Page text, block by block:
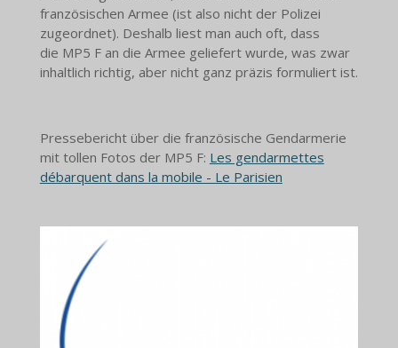
französischen Armee (ist also nicht der Polizei
zugeordnet). Deshalb liest man auch oft, dass
die MP5 F an die Armee geliefert wurde, was zwar
inhaltlich richtig, aber nicht ganz präzis formuliert ist.
Pressebericht über die französische Gendarmerie
mit tollen Fotos der MP5 F: Les gendarmettes
débarquent dans la mobile - Le Parisien